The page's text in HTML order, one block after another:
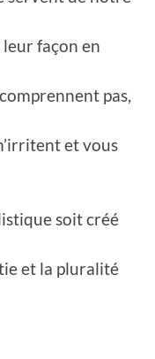
façon en
pas,
et vous
soit créé
et la pluralité